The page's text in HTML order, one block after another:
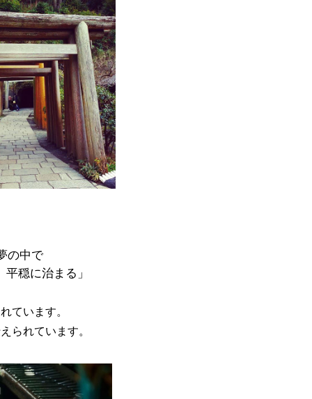
の中で
穏に治まる」
ています。
られています。